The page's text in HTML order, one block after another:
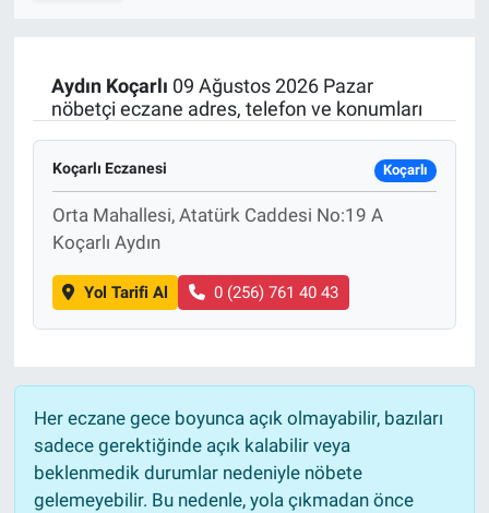
Aydın Koçarlı 09 Ağustos 2026 Pazar
nöbetçi eczane adres, telefon ve konumları
Koçarlı Eczanesi Koçarlı
Orta Mahallesi, Atatürk Caddesi No:19 A
Koçarlı Aydın
Yol Tarifi Al 0 (256) 761 40 43
Her eczane gece boyunca açık olmayabilir, bazıları
sadece gerektiğinde açık kalabilir veya
beklenmedik durumlar nedeniyle nöbete
gelemeyebilir. Bu nedenle, yola çıkmadan önce
RESMİ İLANLAR